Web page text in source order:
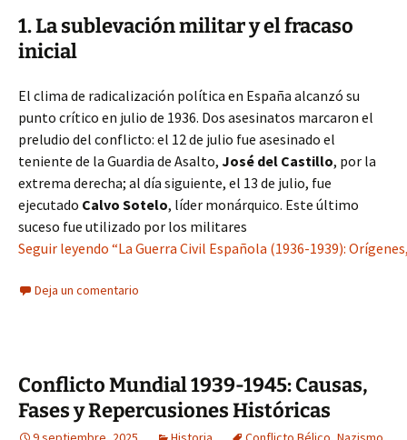
1. La sublevación militar y el fracaso
inicial
El clima de radicalización política en España alcanzó su
punto crítico en julio de 1936. Dos asesinatos marcaron el
preludio del conflicto: el 12 de julio fue asesinado el
teniente de la Guardia de Asalto, José del Castillo, por la
extrema derecha; al día siguiente, el 13 de julio, fue
ejecutado Calvo Sotelo, líder monárquico. Este último
suceso fue utilizado por los militares
Seguir leyendo “La Guerra Civil Española (1936-1939):
Deja un comentario
Conflicto Mundial 1939-1945: Causas,
Fases y Repercusiones Históricas